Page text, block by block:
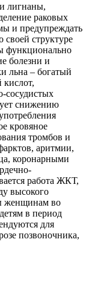
лигнаны,
раковых
и предупреждать
структуре
функционально
болезни и
льна – богатый
сосудистых
снижению
кровяное
тромбов и
аритмии,
коронарными
работа ЖКТ,
высокого
женщинам во
в период
для
позвоночника,